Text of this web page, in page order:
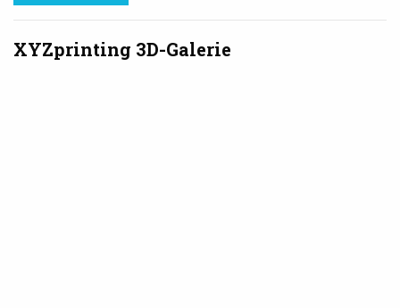
XYZprinting 3D-Galerie